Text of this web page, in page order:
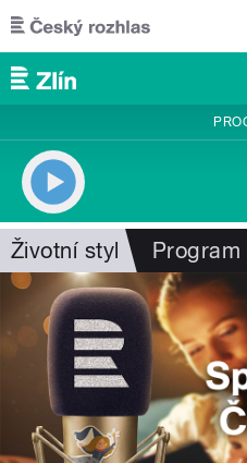
Přejít k hlavnímu obsahu
Životní styl Program